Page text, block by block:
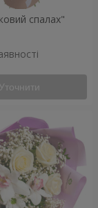
спалах"
Уточнити